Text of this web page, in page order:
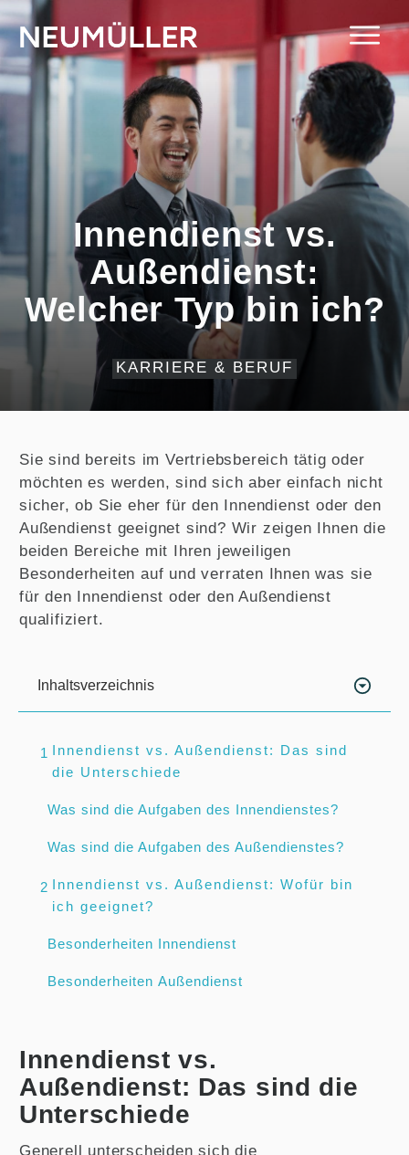
Innendienst vs.
Außendienst:
Welcher Typ bin ich?
KARRIERE & BERUF
Sie sind bereits im Vertriebsbereich tätig oder
möchten es werden, sind sich aber einfach nicht
sicher, ob Sie eher für den Innendienst oder den
Außendienst geeignet sind? Wir zeigen Ihnen die
beiden Bereiche mit Ihren jeweiligen
Besonderheiten auf und verraten Ihnen was sie
für den Innendienst oder den Außendienst
qualifiziert.
Inhaltsverzeichnis
1 Innendienst vs. Außendienst: Das sind
die Unterschiede
Was sind die Aufgaben des Innendienstes?
Was sind die Aufgaben des Außendienstes?
2 Innendienst vs. Außendienst: Wofür bin
ich geeignet?
Besonderheiten Innendienst
Besonderheiten Außendienst
Innendienst vs.
Außendienst: Das sind die
Unterschiede
Generell unterscheiden sich die